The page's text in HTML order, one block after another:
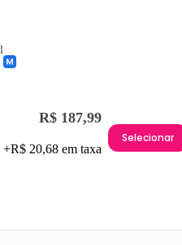
R$ 187,99
+R$ 20,68 em taxa
Selecionar